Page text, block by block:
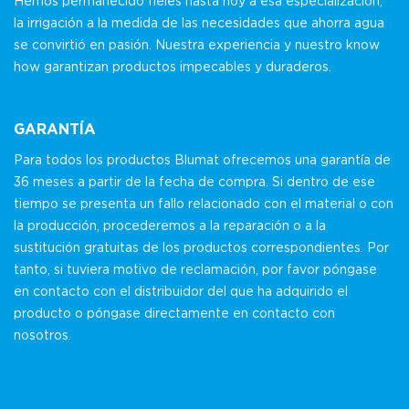
la irrigación a la medida de las necesidades que ahorra agua
se convirtió en pasión. Nuestra experiencia y nuestro know
how garantizan productos impecables y duraderos.
GARANTÍA
Para todos los productos Blumat ofrecemos una garantía de
36 meses a partir de la fecha de compra. Si dentro de ese
tiempo se presenta un fallo relacionado con el material o con
la producción, procederemos a la reparación o a la
sustitución gratuitas de los productos correspondientes. Por
tanto, si tuviera motivo de reclamación, por favor póngase
en contacto con el distribuidor del que ha adquirido el
producto o póngase directamente en contacto con
nosotros.